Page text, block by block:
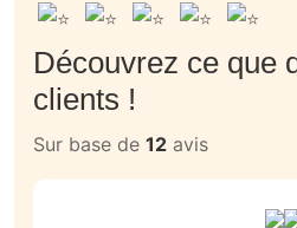
Découvrez ce que
clients !
Sur base de 12 avis